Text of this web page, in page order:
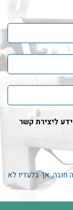
ליצירת קשר
חובה, אך בלעדיו לא